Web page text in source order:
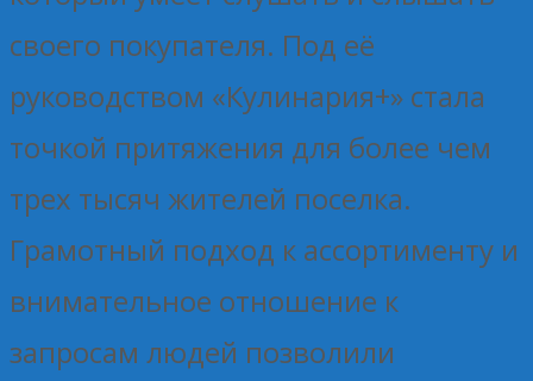
своего покупателя. Под её
руководством «Кулинария+» стала
точкой притяжения для более чем
трех тысяч жителей поселка.
Грамотный подход к ассортименту и
внимательное отношение к
запросам людей позволили